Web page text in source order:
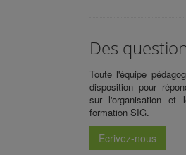
Des
Toute l'équipe
disposition pour
sur l'organisation et
formation SIG.
Ecrivez-nous